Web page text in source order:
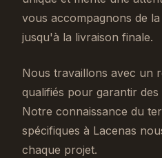
vous accompagnons de
jusqu'à la livraison finale.
Nous travaillons avec un
qualifiés pour garantir des
Notre connaissance du
spécifiques à Lacenas
chaque projet.